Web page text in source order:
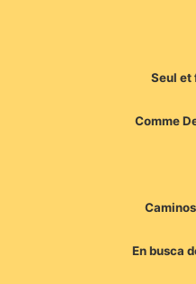
Seul et
Comme
En busca